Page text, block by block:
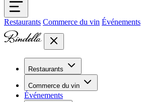
Restaurants Commerce du vin Événements
Restaurants
Aperçu restaurants
Banquets et séminaires
Dolcezze
Commerce du vin
Overview
Événements